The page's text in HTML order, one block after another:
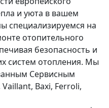
и уюта в вашем
специализируемся на
отопительного
безопасность и
систем отопления. Мы
Сервисным
Baxi, Ferroli,